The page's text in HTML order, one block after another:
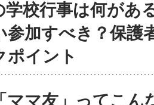
学校行事は何があ
参加すべき？保護
ポイント
ママ友」ってこん